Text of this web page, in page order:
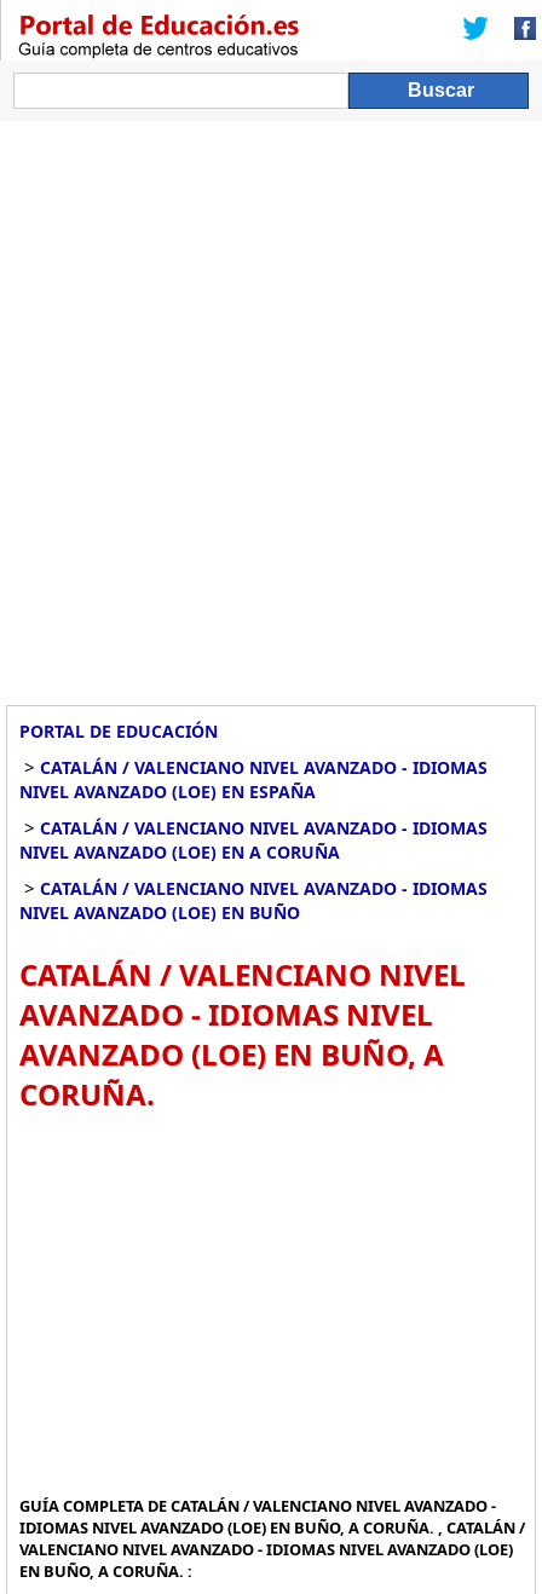
PORTAL DE EDUCACIÓN
> CATALÁN / VALENCIANO NIVEL AVANZADO - IDIOMAS
NIVEL AVANZADO (LOE) EN ESPAÑA
> CATALÁN / VALENCIANO NIVEL AVANZADO - IDIOMAS
NIVEL AVANZADO (LOE) EN A CORUÑA
> CATALÁN / VALENCIANO NIVEL AVANZADO - IDIOMAS
NIVEL AVANZADO (LOE) EN BUÑO
CATALÁN / VALENCIANO NIVEL
AVANZADO - IDIOMAS NIVEL
AVANZADO (LOE) EN BUÑO, A
CORUÑA.
GUÍA COMPLETA DE CATALÁN / VALENCIANO NIVEL AVANZADO -
IDIOMAS NIVEL AVANZADO (LOE) EN BUÑO, A CORUÑA. , CATALÁN /
VALENCIANO NIVEL AVANZADO - IDIOMAS NIVEL AVANZADO (LOE)
EN BUÑO, A CORUÑA. :